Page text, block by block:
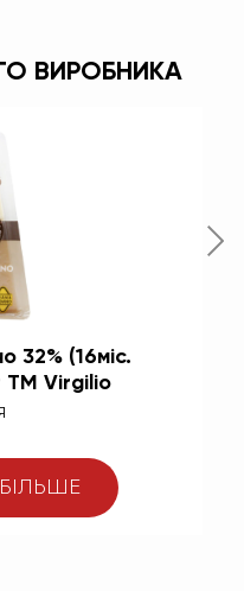
ВИРОБНИКА
32% (16міс.
TM Virgilio